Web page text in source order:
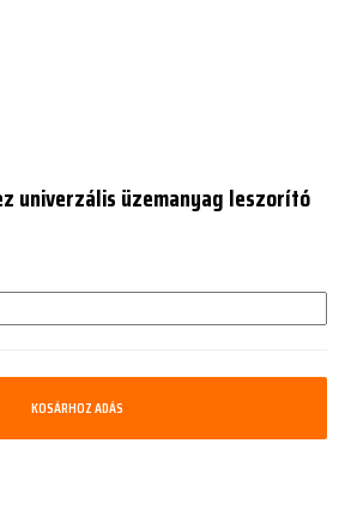
univerzális üzemanyag leszorító
KOSÁRHOZ ADÁS